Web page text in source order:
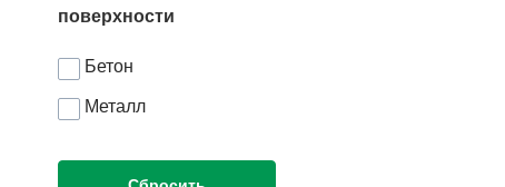
поверхности
Бетон
Металл